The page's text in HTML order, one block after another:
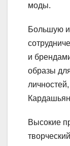
моды.
Большую
и
образы
Высокие